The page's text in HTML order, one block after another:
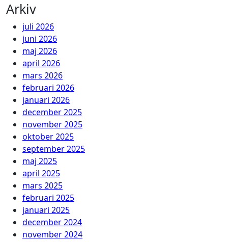
Arkiv
juli 2026
juni 2026
maj 2026
april 2026
mars 2026
februari 2026
januari 2026
december 2025
november 2025
oktober 2025
september 2025
maj 2025
april 2025
mars 2025
februari 2025
januari 2025
december 2024
november 2024